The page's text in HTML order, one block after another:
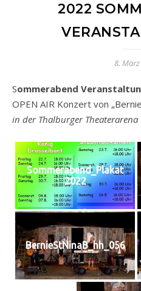
2022
8.
Sommerabend
OPEN AIR Konzert von
in der Thalburger Theaterarena
Sommerabend_Plakat
2022
BernieStNinaB_hh_056